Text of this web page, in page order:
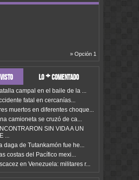
» Opción 1
lo + comentado
campal en el baile de la ...
fatal en cercanías...
muertos en diferentes choque...
camioneta se cruzó de ca...
SIN VIDA A UN
...
daga de Tutankamón fue he...
costas del Pacífico mexi...
en Venezuela: militares r...